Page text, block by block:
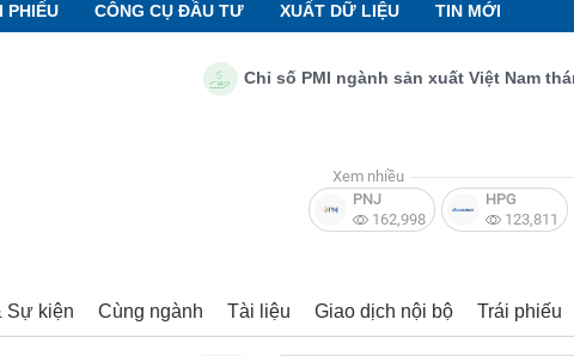
PHIẾU CÔNG CỤ ĐẦU TƯ XUẤT DỮ LIỆU TIN MỚI
Chỉ số PMI ngành sản xuất Việt Nam tháng
Xem nhiều
PNJ
162,998
HPG
123,811
Sự kiện Cùng ngành Tài liệu Giao dịch nội bộ Trái phiếu